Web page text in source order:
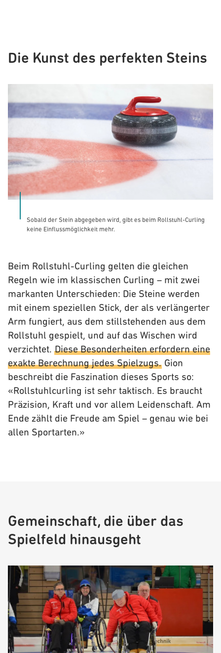
Die Kunst des perfekten Steins
Sobald der Stein abgegeben wird, gibt es beim Rollstuhl-Curling
keine Einflussmöglichkeit mehr.
Beim Rollstuhl-Curling gelten die gleichen
Regeln wie im klassischen Curling – mit zwei
markanten Unterschieden: Die Steine werden
mit einem speziellen Stick, der als verlängerter
Arm fungiert, aus dem stillstehenden aus dem
Rollstuhl gespielt, und auf das Wischen wird
verzichtet. Diese Besonderheiten erfordern eine
exakte Berechnung jedes Spielzugs. Gion
beschreibt die Faszination dieses Sports so:
«Rollstuhlcurling ist sehr taktisch. Es braucht
Präzision, Kraft und vor allem Leidenschaft. Am
Ende zählt die Freude am Spiel – genau wie bei
allen Sportarten.»
Gemeinschaft, die über das
Spielfeld hinausgeht